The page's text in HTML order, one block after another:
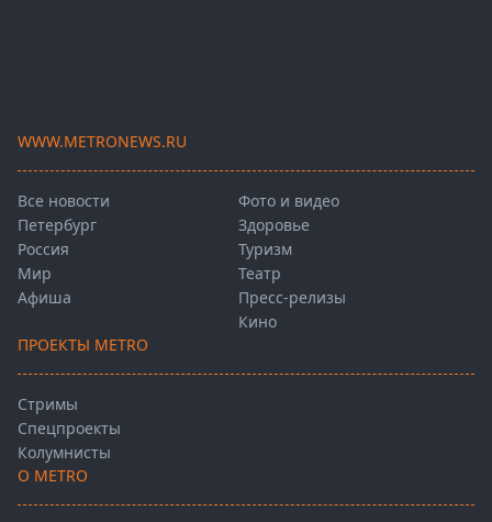
WWW.METRONEWS.RU
Все новости
Петербург
Россия
Мир
Афиша
Фото и видео
Здоровье
Туризм
Театр
Пресс-релизы
Кино
ПРОЕКТЫ METRO
Стримы
Спецпроекты
Колумнисты
О METRO